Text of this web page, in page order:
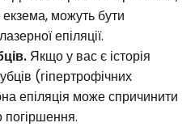
екзема, можуть бути
епіляції.
Якщо у вас є історія
(гіпертрофічних
епіляція може спричинити
погіршення.